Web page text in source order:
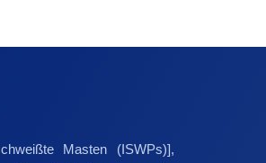
Masten (ISWPs)],